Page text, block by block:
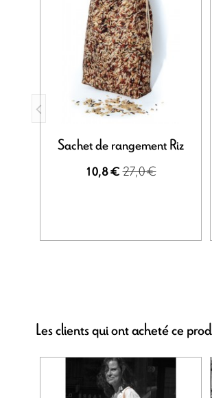
Sachet de rangement Riz
10,8 €27,0 €
Les clients qui ont acheté ce